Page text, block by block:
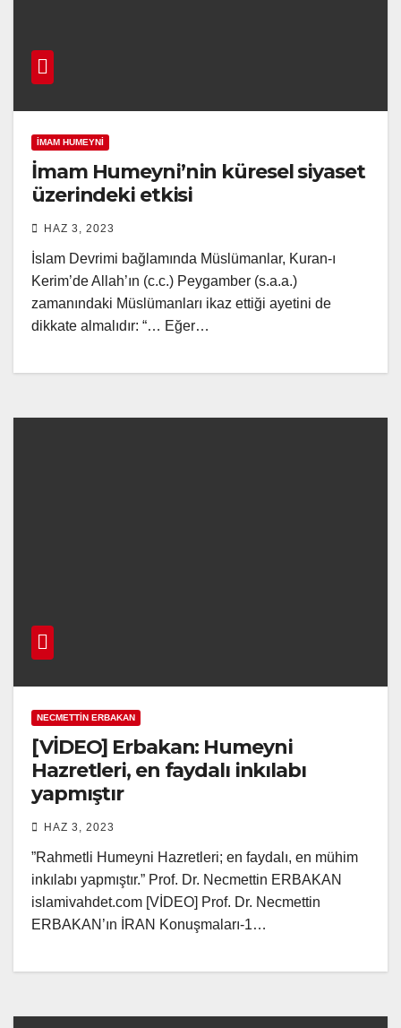
İMAM HUMEYNI
İmam Humeyni’nin küresel siyaset
üzerindeki etkisi
HAZ 3, 2023
İslam Devrimi bağlamında Müslümanlar, Kuran-ı
Kerim’de Allah’ın (c.c.) Peygamber (s.a.a.)
zamanındaki Müslümanları ikaz ettiği ayetini de
dikkate almalıdır: “… Eğer…
NECMETTIN ERBAKAN
[VİDEO] Erbakan: Humeyni
Hazretleri, en faydalı inkılabı
yapmıştır
HAZ 3, 2023
”Rahmetli Humeyni Hazretleri; en faydalı, en mühim
inkılabı yapmıştır.” Prof. Dr. Necmettin ERBAKAN
islamivahdet.com [VİDEO] Prof. Dr. Necmettin
ERBAKAN’ın İRAN Konuşmaları-1…